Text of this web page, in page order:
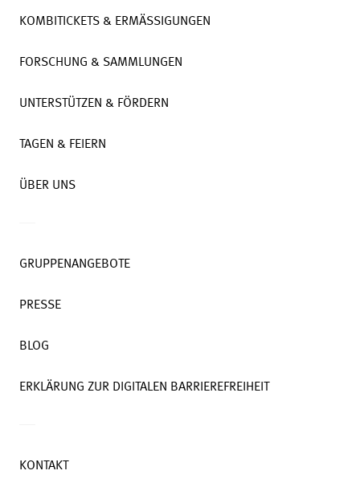
KOMBITICKETS & ERMÄSSIGUNGEN
FORSCHUNG & SAMMLUNGEN
UNTERSTÜTZEN & FÖRDERN
TAGEN & FEIERN
ÜBER UNS
GRUPPENANGEBOTE
PRESSE
BLOG
ERKLÄRUNG ZUR DIGITALEN BARRIEREFREIHEIT
KONTAKT